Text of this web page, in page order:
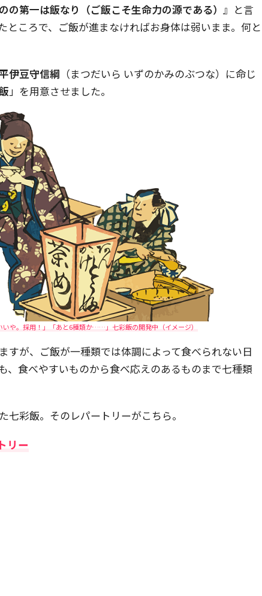
の第一は飯なり（ご飯こそ生命力の源である） 』と言
ところで、ご飯が進まなければお身体は弱いまま。何と
伊豆守信綱 （まつだいら いずのかみのぶつな）に命じ
」を用意させました。
いや。採用！」「あと6種類か……」七彩飯の開発中（イメージ）
すが、ご飯が一種類では体調によって食べられない日
、食べやすいものから食べ応えのあるものまで七種類
七彩飯。そのレパートリーがこちら。
リー